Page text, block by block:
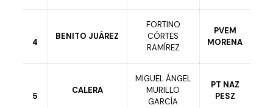
4
BENITO JUÁREZ
FORTINO
CÓRTES
RAMÍREZ
PVEM
MORENA
5
CALERA
MIGUEL ÁNGEL
MURILLO
GARCÍA
PT NAZ
PESZ